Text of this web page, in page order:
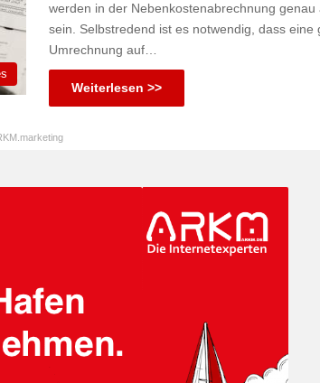
werden in der Nebenkostenabrechnung genau
sein. Selbstredend ist es notwendig, dass eine
Umrechnung auf…
Weiterlesen >>